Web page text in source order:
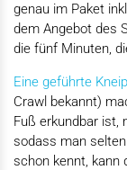
genau im Paket
dem Angebot des
die fünf Minuten,
Eine geführte
Crawl bekannt)
Fuß erkundbar ist,
sodass man
schon kennt, kann